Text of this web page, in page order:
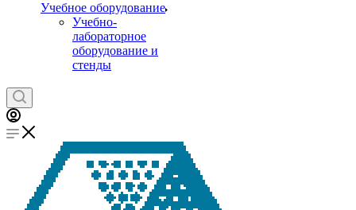
Учебное оборудование
Учебно-
лабораторное
оборудование и
стенды